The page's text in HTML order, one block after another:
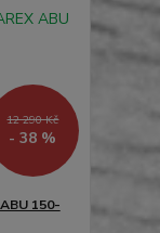
12 290 Kč
- 38 %
150-